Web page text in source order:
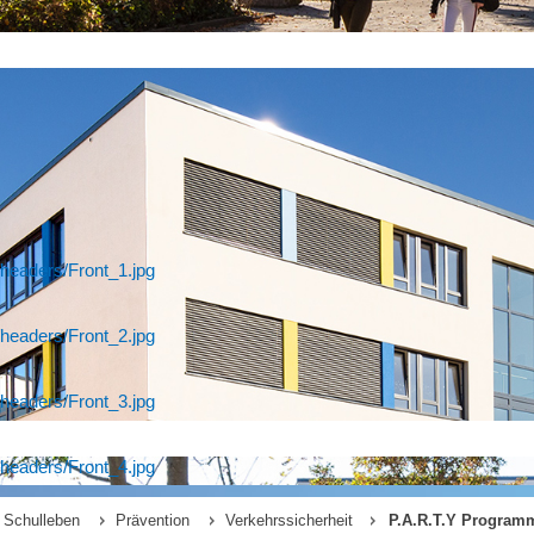
Front_1.jpg
Front_2.jpg
Front_3.jpg
Front_4.jpg
Schulleben Prävention Verkehrssicherheit P.A.R.T.Y